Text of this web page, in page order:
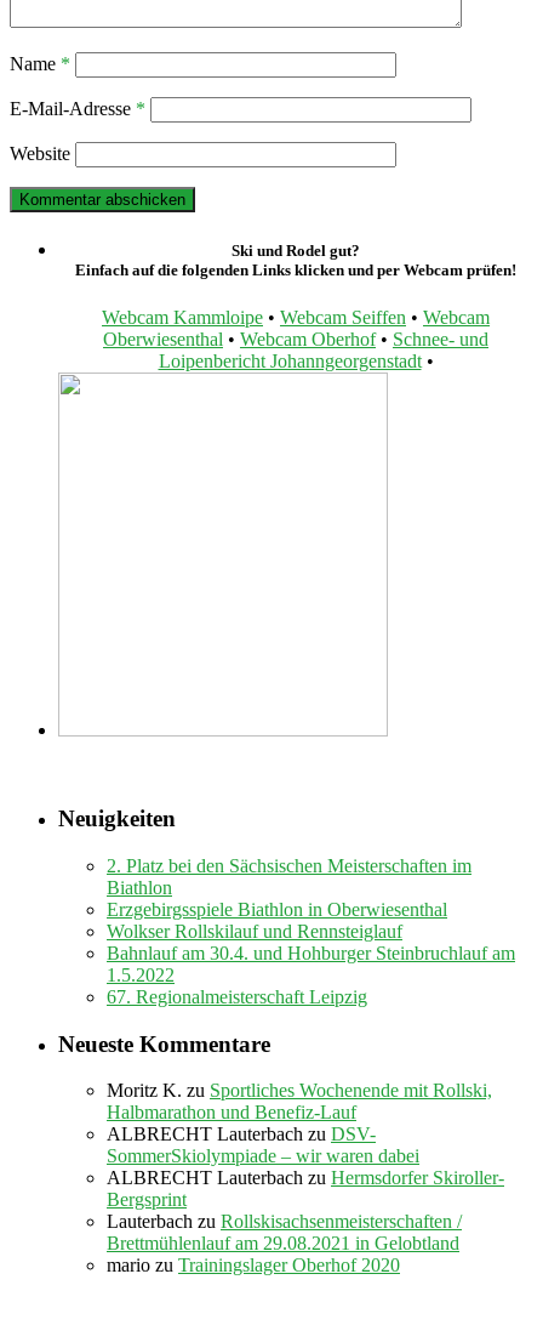
Name *
E-Mail-Adresse *
Website
Ski und Rodel gut?
Einfach auf die folgenden Links klicken und per Webcam prüfen!
Webcam Kammloipe • Webcam Seiffen • Webcam
Oberwiesenthal • Webcam Oberhof• Schnee- und
Loipenbericht Johanngeorgenstadt•
Neuigkeiten
2. Platz bei den Sächsischen Meisterschaften im
Biathlon
Erzgebirgsspiele Biathlon in Oberwiesenthal
Wolkser Rollskilauf und Rennsteiglauf
Bahnlauf am 30.4. und Hohburger Steinbruchlauf am
1.5.2022
67. Regionalmeisterschaft Leipzig
Neueste Kommentare
Moritz K. zu Sportliches Wochenende mit Rollski,
Halbmarathon und Benefiz-Lauf
ALBRECHT Lauterbach zu DSV-
SommerSkiolympiade – wir waren dabei
ALBRECHT Lauterbach zu Hermsdorfer Skiroller-
Bergsprint
Lauterbach zu Rollskisachsenmeisterschaften /
Brettmühlenlauf am 29.08.2021 in Gelobtland
mario zu Trainingslager Oberhof 2020